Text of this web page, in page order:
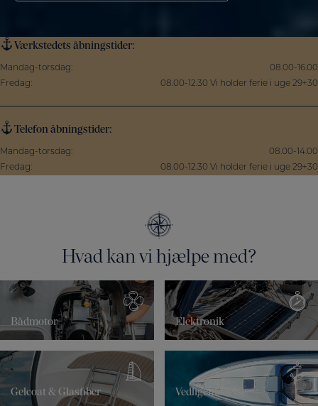
Værkstedets åbningstider:
Mandag-torsdag:
08.00-16.00
Fredag:
08.00-12.30 Vi holder ferie i uge 29+30
Telefon åbningstider:
Mandag-torsdag:
08.00-14.00
Fredag:
08.00-12.30 Vi holder ferie i uge 29+30
Hvad kan vi hjælpe med?
Bådmotor Elektronik
Gelcoat & Glasfiber Vedligeholdelse